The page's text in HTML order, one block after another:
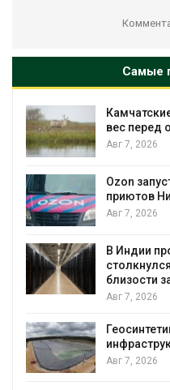
Самые
вес перед
Авг 7, 2026
Ozon
приютов
Авг 7, 2026
В Индии
близости
Авг 7, 2026
Авг 7, 2026